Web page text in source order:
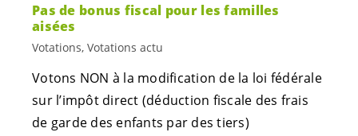
Pas de bonus fiscal pour les familles
aisées
Votations, Votations actu
Votons NON à la modification de la loi fédérale
sur l’impôt direct (déduction fiscale des frais
de garde des enfants par des tiers)